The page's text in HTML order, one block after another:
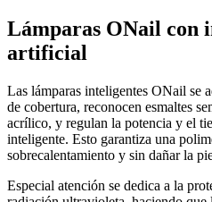
Lámparas ONail con
artificial
Las lámparas inteligentes ONail se
de cobertura, reconocen esmaltes
acrílico, y regulan la potencia y el
inteligente. Esto garantiza una
sobrecalentamiento y sin dañar la
Especial atención se dedica a la